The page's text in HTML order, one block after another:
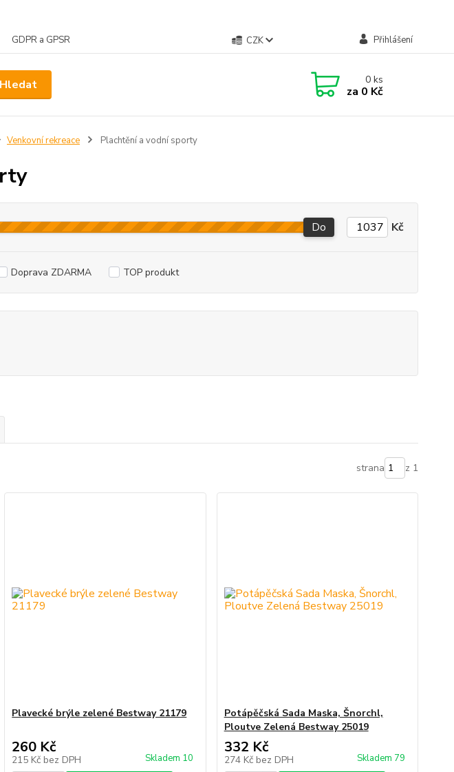
GDPR a GPSR CZK Přihlášení
Hledat 0ks
za 0 Kč
Venkovní rekreace Plachtění a vodní sporty
Do Kč
Doprava ZDARMA TOP produkt
strana z 1
Plavecké brýle zelené Bestway 21179
260 Kč
215 Kč bez DPH Skladem 10
Potápěčská Sada Maska, Šnorchl,
Ploutve Zelená Bestway 25019
332 Kč
274 Kč bez DPH Skladem 79